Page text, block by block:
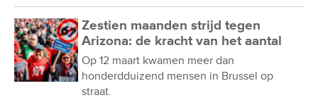
Zestien maanden strijd tegen
Arizona: de kracht van het aantal
Op 12 maart kwamen meer dan
honderdduizend mensen in Brussel op
straat.